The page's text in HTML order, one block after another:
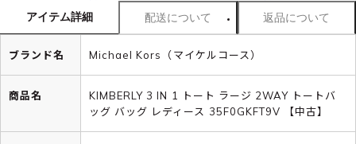
アイテム詳細 配送について 返品について
ブランド名 Michael Kors（マイケルコース）
商品名
KIMBERLY 3 IN 1 トート ラージ 2WAY トートバ
ッグ バッグ レディース 35F0GKFT9V 【中古】